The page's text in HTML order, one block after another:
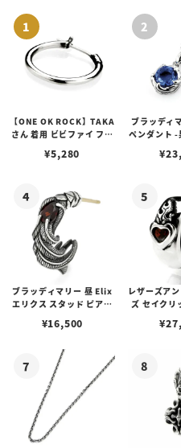
【ONE OK ROCK】TAKA
さん 着用 ビビファイ フー
¥5,280
ブラッディ
ペンダント
¥
ブラッディマリー 昼 Elix
エリクス スタッド ピアス
¥16,500
レザーズア
ズ セイクリ
¥